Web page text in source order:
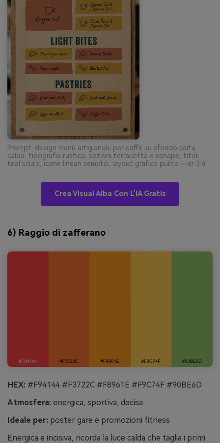
Prompt: design menù artigianale per caffè su sfondo carta
calda, tipografia rustica, sezioni terracotta e senape, titoli
teal scuro, icone lineari semplici, layout grafico pulito --ar 3:4
Crea Visual Alba Con L’IA Gratis
6) Raggio di zafferano
HEX: #F94144 #F3722C #F8961E #F9C74F #90BE6D
Atmosfera: energica, sportiva, decisa
Ideale per: poster gare e promozioni fitness
Energica e incisiva, ricorda la luce calda che taglia i primi